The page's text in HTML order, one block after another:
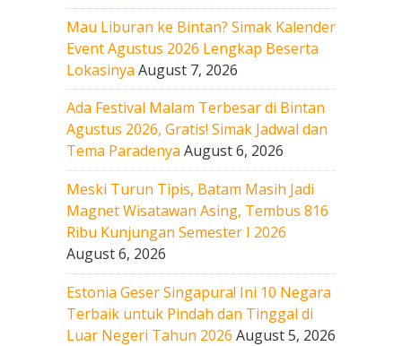
Mau Liburan ke Bintan? Simak Kalender
Event Agustus 2026 Lengkap Beserta
Lokasinya August 7, 2026
Ada Festival Malam Terbesar di Bintan
Agustus 2026, Gratis! Simak Jadwal dan
Tema Paradenya August 6, 2026
Meski Turun Tipis, Batam Masih Jadi
Magnet Wisatawan Asing, Tembus 816
Ribu Kunjungan Semester I 2026
August 6, 2026
Estonia Geser Singapura! Ini 10 Negara
Terbaik untuk Pindah dan Tinggal di
Luar Negeri Tahun 2026 August 5, 2026